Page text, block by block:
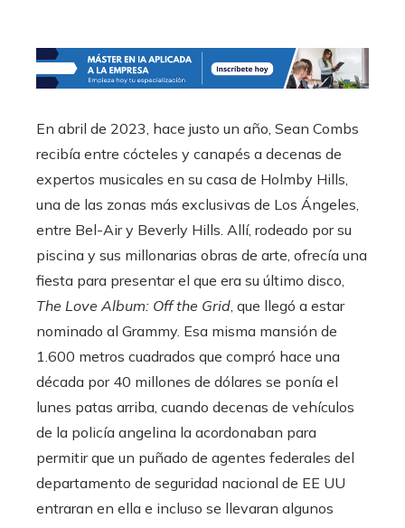
En abril de 2023, hace justo un año, Sean Combs
recibía entre cócteles y canapés a decenas de
expertos musicales en su casa de Holmby Hills,
una de las zonas más exclusivas de Los Ángeles,
entre Bel-Air y Beverly Hills. Allí, rodeado por su
piscina y sus millonarias obras de arte, ofrecía una
fiesta para presentar el que era su último disco,
The Love Album: Off the Grid, que llegó a estar
nominado al Grammy. Esa misma mansión de
1.600 metros cuadrados que compró hace una
década por 40 millones de dólares se ponía el
lunes patas arriba, cuando decenas de vehículos
de la policía angelina la acordonaban para
permitir que un puñado de agentes federales del
departamento de seguridad nacional de EE UU
entraran en ella e incluso se llevaran algunos